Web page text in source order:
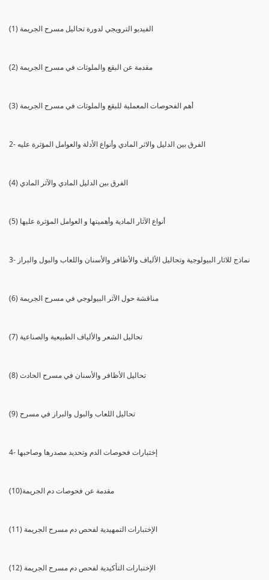
(1) الفيديو الترويجي لدورة تحاليل مسرح الجريمة
(2) مقدمة عن البقع والملوثات في مسرح الجريمة
(3) أهم الفحوصات المعملية للبقع والملوثات في مسرح الجريمة
2- الفرق بين الدليل والاثر المادي وأنواع الأدلة والعوامل المؤثرة عليه
(4) الفرق بين الدليل المادي والآثر المادي
(5) أنواع الآثار المادية وأهميتها و العوامل المؤثرة عليها
3- نماذج للاثار البيولوجية وتحاليل الألياف والأظافر والأسنان واللعاب والبول والبراز
(6) مناقشة حول الآثر البيولوجي في مسرح الجريمة
(7) تحاليل الشعر والألياف الطبيعية والصناعية
(8) تحاليل الأظافر والأسنان في مسرح الحادث
(9) تحاليل اللعاب والبول والبراز في مسرح
4- إختبارات فحوصات الدم وتحديد مصدرها وصاحبها
(10)مقدمة عن فحوصات دم الجريمة
(11) الإختبارات التمهيدية لفحص دم مسرح الجريمة
(12) الإختبارات التأكيدية لفحص دم مسرح الجريمة